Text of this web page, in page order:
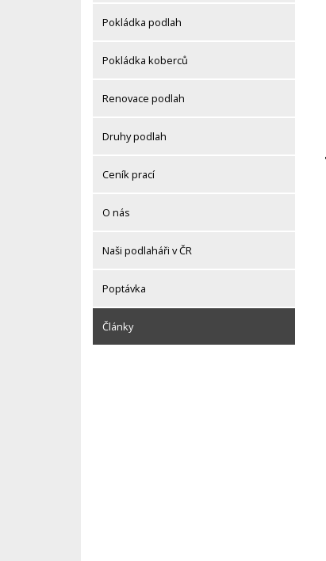
Pokládka podlah
Pokládka koberců
Renovace podlah
Druhy podlah
Ceník prací
O nás
Naši podlaháři v ČR
Poptávka
Články